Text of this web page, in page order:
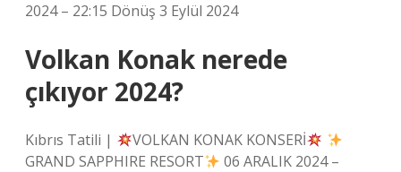
2024 – 22:15 Dönüş 3 Eylül 2024
Volkan Konak nerede
çıkıyor 2024?
Kıbrıs Tatili |
VOLKAN KONAK KONSERİ
GRAND SAPPHIRE RESORT
06 ARALIK 2024 –